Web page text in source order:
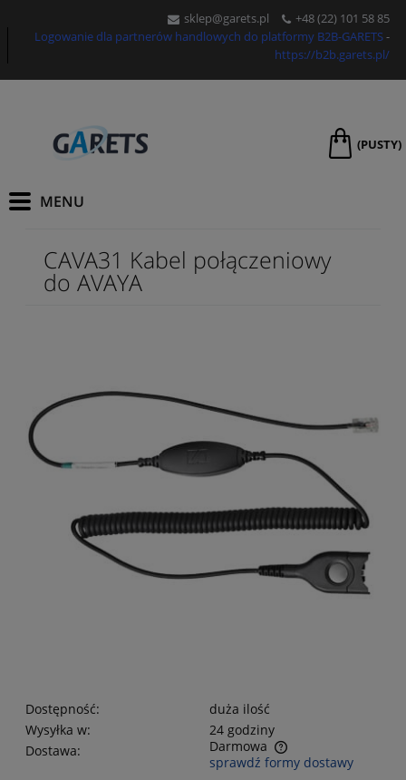
sklep@garets.pl +48 (22) 101 58 85
Logowanie dla partnerów handlowych do platformy B2B-GARETS-
https://b2b.garets.pl/
(PUSTY)
CAVA31 Kabel połączeniowy
do AVAYA
Dostępność:
duża ilość
Wysyłka w:
24 godziny
Dostawa:
Darmowa
Cena nie zawiera ewentualnych kosztów płatności
sprawdź formy dostawy